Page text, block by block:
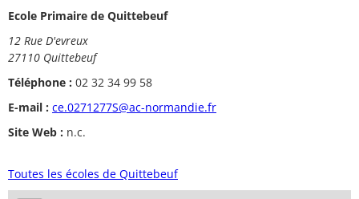
Ecole Primaire de Quittebeuf
12 Rue D'evreux
27110 Quittebeuf
Téléphone : 02 32 34 99 58
E-mail : ce.0271277S@ac-normandie.fr
Site Web : n.c.
Toutes les écoles de Quittebeuf